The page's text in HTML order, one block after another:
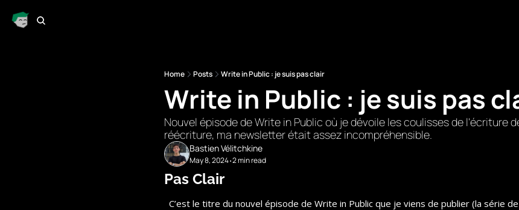
Home Posts Write in Public : je suis pas clair
Write in Public : je suis pas
Nouvel épisode de Write in Public où je dévoile les coulisses de l'écriture
réécriture, ma newsletter était assez incompréhensible.
Bastien Vélitchkine
May 8, 2024•2 min read
Pas Clair
C’est le titre du nouvel épisode de Write in Public que je viens de publier (la série